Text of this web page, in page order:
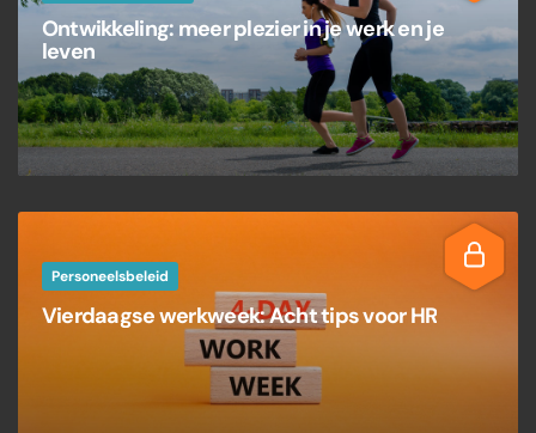
Ontwikkeling: meer plezier in je werk en je
leven
Personeelsbeleid
Vierdaagse werkweek: Acht tips voor HR